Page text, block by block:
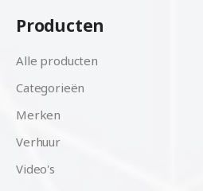
Producten
Alle producten
Categorieën
Merken
Verhuur
Video's